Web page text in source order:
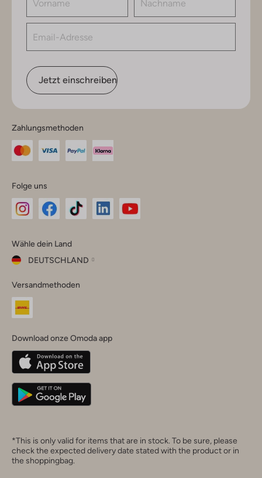
Jetzt einschreiben
Zahlungsmethoden
Folge uns
Instagram
Facebook
TikTok
Wähle dein Land
DEUTSCHLAND
dein
Land
Belgique(Français)
Deutschland
Versandmethoden
Download onze Omoda app
*This is only valid for items that are in stock. To be sure, please
check the expected delivery date stated with the product or in
the shoppingbag.